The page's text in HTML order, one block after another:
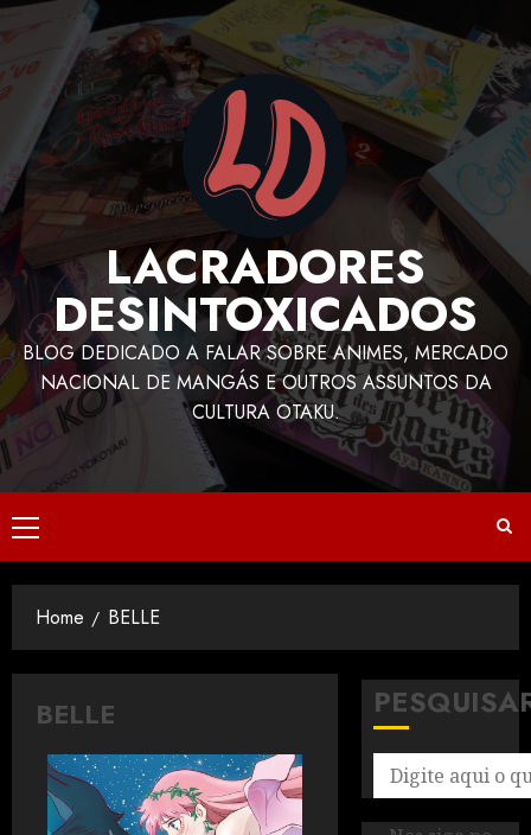
LACRADORES
DESINTOXICADOS
BLOG DEDICADO A FALAR SOBRE ANIMES, MERCADO
NACIONAL DE MANGÁS E OUTROS ASSUNTOS DA
CULTURA OTAKU.
Home BELLE
BELLE